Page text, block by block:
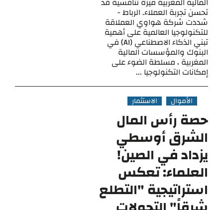
تحسن تجربة العملاء. الرباط -
شددت شركة هواوي العملاقة
للتكنولوجيا العالمية على أهمية
تبني الذكاء الاصطناعي (AI) في
البنوك والمؤسسات المالية
المغربية ، مسلطة الضوء على
إمكانات التكنولوجيا ...
الأموال الاستثمار
حصة رأس المال
الشرق أوسطي
يزداد في الصين!
العلماء: تعكس
استراتيجية "التطلع